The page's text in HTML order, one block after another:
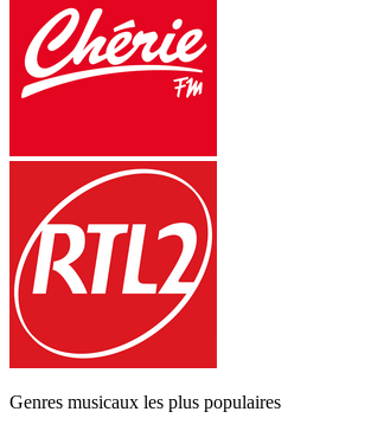
Genres musicaux les plus populaires